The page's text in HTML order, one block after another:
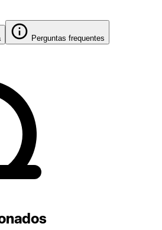
Perguntas frequentes